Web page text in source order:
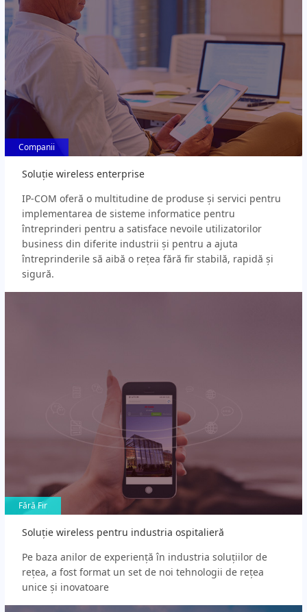
Companii
Companii
Soluție wireless enterprise
IP-COM oferă o multitudine de produse și servici pentru
implementarea de sisteme informatice pentru
întreprinderi pentru a satisface nevoile utilizatorilor
business din diferite industrii și pentru a ajuta
întreprinderile să aibă o rețea fără fir stabilă, rapidă și
sigură.
Fără Fir
Fără Fir
Soluție wireless pentru industria ospitalieră
Pe baza anilor de experiență în industria soluțiilor de
rețea, a fost format un set de noi tehnologii de rețea
unice și inovatoare